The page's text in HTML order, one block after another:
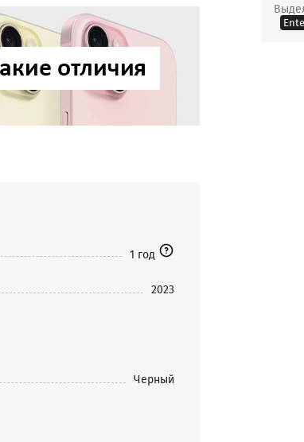
1 год
2023
Черный